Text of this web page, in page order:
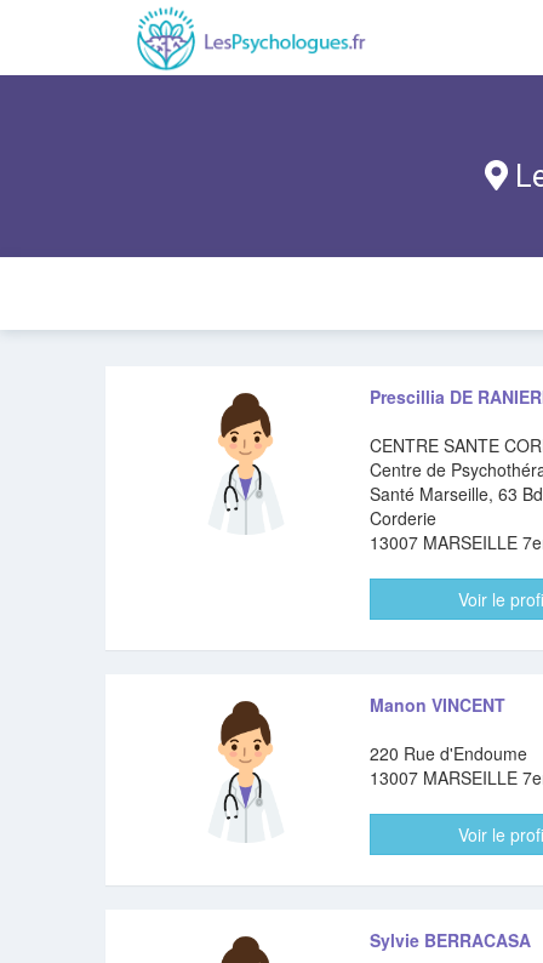
Prescillia DE
CENTRE SANTE
Centre de
Santé Marseille, 63
Corderie
13007 MARSEILLE
Voir le
Manon VINCENT
220 Rue d'Endoume
13007 MARSEILLE
Voir le
Sylvie BERRACASA